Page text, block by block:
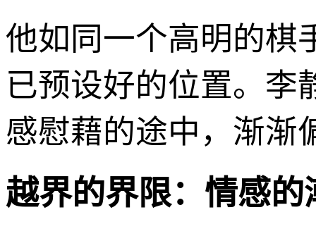
他如同一个高明的棋
已预设好的位置。李
感慰藉的途中，渐渐
越界的界限：情感